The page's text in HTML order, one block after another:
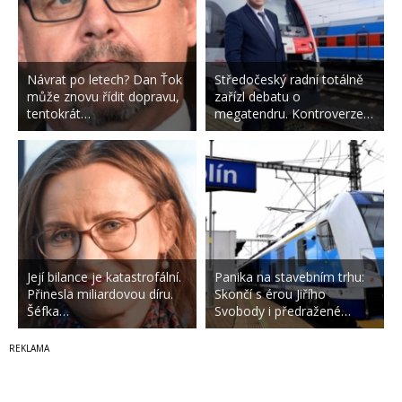
Návrat po letech? Dan Ťok
může znovu řídit dopravu,
tentokrát…
Její bilance je katastrofální.
Přinesla miliardovou díru.
Šéfka…
Středočeský radní totálně
zařízl debatu o
megatendru. Kontroverze…
Panika na stavebním trhu:
Skončí s érou Jiřího
Svobody i předražené…